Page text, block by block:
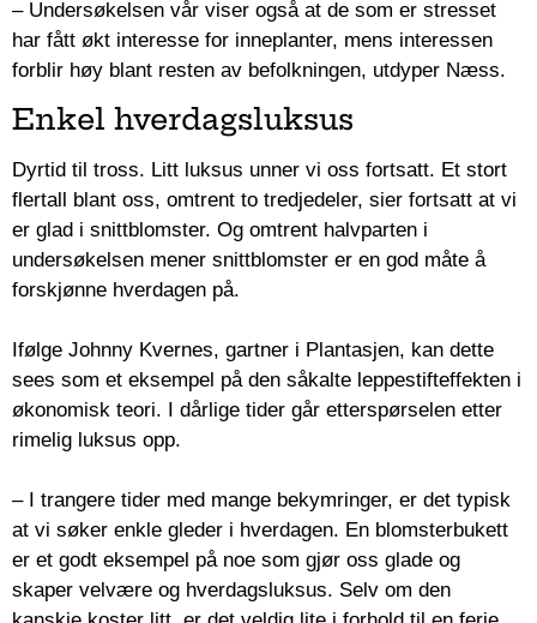
– Undersøkelsen vår viser også at de som er stresset
har fått økt interesse for inneplanter, mens interessen
forblir høy blant resten av befolkningen, utdyper Næss.
Enkel hverdagsluksus
Dyrtid til tross. Litt luksus unner vi oss fortsatt. Et stort
flertall blant oss, omtrent to tredjedeler, sier fortsatt at vi
er glad i snittblomster. Og omtrent halvparten i
undersøkelsen mener snittblomster er en god måte å
forskjønne hverdagen på.
Ifølge Johnny Kvernes, gartner i Plantasjen, kan dette
sees som et eksempel på den såkalte leppestifteffekten i
økonomisk teori. I dårlige tider går etterspørselen etter
rimelig luksus opp.
– I trangere tider med mange bekymringer, er det typisk
at vi søker enkle gleder i hverdagen. En blomsterbukett
er et godt eksempel på noe som gjør oss glade og
skaper velvære og hverdagsluksus. Selv om den